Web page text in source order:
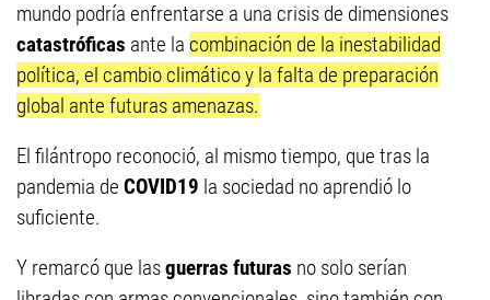
mundo podría enfrentarse a una crisis de dimensiones
catastróficas ante la combinación de la inestabilidad
política, el cambio climático y la falta de preparación
global ante futuras amenazas.
El filántropo reconoció, al mismo tiempo, que tras la
pandemia de COVID19 la sociedad no aprendió lo
suficiente.
Y remarcó que lasguerras futuras no solo serían